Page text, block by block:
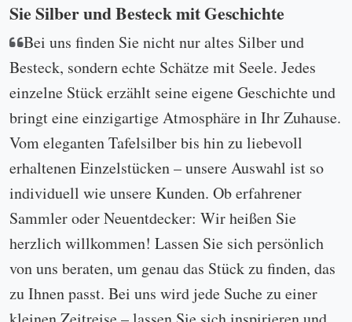
Sie Silber und Besteck mit Geschichte
Bei uns finden Sie nicht nur altes Silber und
Besteck, sondern echte Schätze mit Seele. Jedes
einzelne Stück erzählt seine eigene Geschichte und
bringt eine einzigartige Atmosphäre in Ihr Zuhause.
Vom eleganten Tafelsilber bis hin zu liebevoll
erhaltenen Einzelstücken – unsere Auswahl ist so
individuell wie unsere Kunden. Ob erfahrener
Sammler oder Neuentdecker: Wir heißen Sie
herzlich willkommen! Lassen Sie sich persönlich
von uns beraten, um genau das Stück zu finden, das
zu Ihnen passt. Bei uns wird jede Suche zu einer